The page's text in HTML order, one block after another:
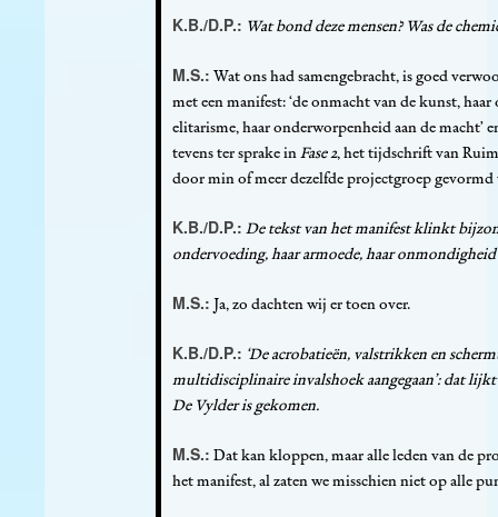
K.B./D.P.: Wat bond deze mensen? Was de
M.S.: Wat ons had samengebracht, is goed
met een manifest: ‘de onmacht van de kunst,
elitarisme, haar onderworpenheid aan de macht’
tevens ter sprake inFase 2, het tijdschrift van
door min of meer dezelfde projectgroep gevormd
K.B./D.P.: De tekst van het manifest klinkt
ondervoeding, haar armoede, haar
M.S.: Ja, zo dachten wij er toen over.
K.B./D.P.: ‘De acrobatieën, valstrikken en
multidisciplinaire invalshoek aangegaan’: dat
De Vylder is gekomen.
M.S.: Dat kan kloppen, maar alle leden van de
het manifest, al zaten we misschien niet op alle